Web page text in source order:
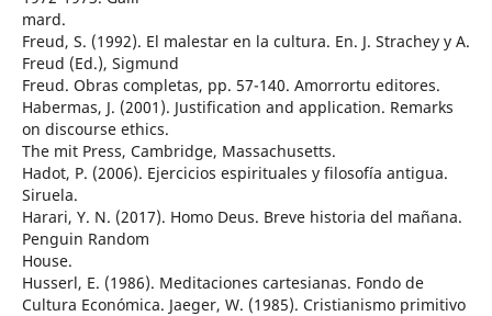
mard.
Freud, S. (1992). El malestar en la cultura. En. J. Strachey y A.
Freud (Ed.), Sigmund
Freud. Obras completas, pp. 57-140. Amorrortu editores.
Habermas, J. (2001). Justification and application. Remarks
on discourse ethics.
The mit Press, Cambridge, Massachusetts.
Hadot, P. (2006). Ejercicios espirituales y filosofía antigua.
Siruela.
Harari, Y. N. (2017). Homo Deus. Breve historia del mañana.
Penguin Random
House.
Husserl, E. (1986). Meditaciones cartesianas. Fondo de
Cultura Económica. Jaeger, W. (1985). Cristianismo primitivo